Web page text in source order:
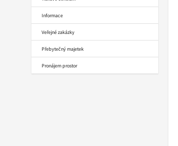
Informace
Veřejné zakázky
Přebytečný majetek
Pronájem prostor